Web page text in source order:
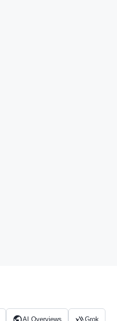
AI Overviews Grok